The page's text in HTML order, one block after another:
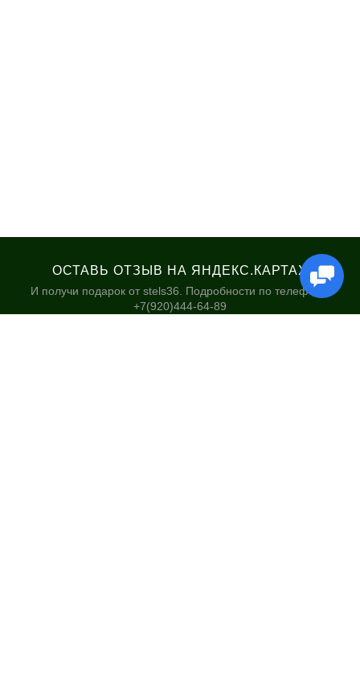
ОСТАВЬ ОТЗЫВ НА ЯНДЕКС.КАРТАХ
И получи подарок от stels36. Подробности по телефону:
+7(920)444-64-89